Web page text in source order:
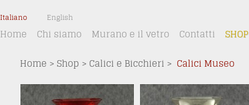
Italiano English
Home Chi siamo Murano e il vetro Contatti SHOP
Home > Shop > Calici e Bicchieri > Calici Museo